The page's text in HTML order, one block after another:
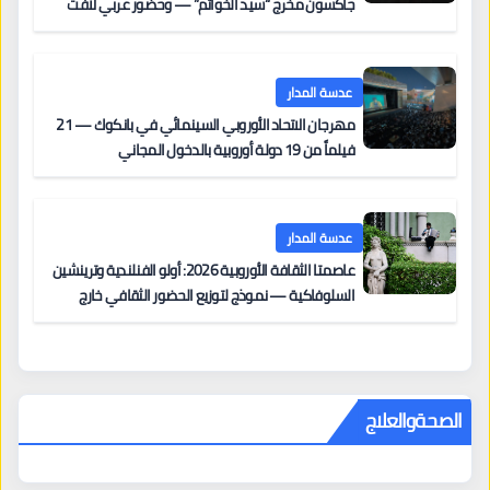
عدسة المدار
مهرجان الاتحاد الأوروبي السينمائي في بانكوك — 21
فيلماً من 19 دولة أوروبية بالدخول المجاني
عدسة المدار
عاصمتا الثقافة الأوروبية 2026: أولو الفنلندية وترينشين
السلوفاكية — نموذج لتوزيع الحضور الثقافي خارج
الصحةوالعلاج